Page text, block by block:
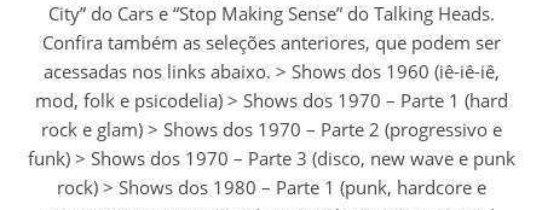
City” do Cars e “Stop Making Sense” do Talking Heads.
Confira também as seleções anteriores, que podem ser
acessadas nos links abaixo. > Shows dos 1960 (iê-iê-iê,
mod, folk e psicodelia) > Shows dos 1970 – Parte 1 (hard
rock e glam) > Shows dos 1970 – Parte 2 (progressivo e
funk) > Shows dos 1970 – Parte 3 (disco, new wave e punk
rock) > Shows dos 1980 – Parte 1 (punk, hardcore e